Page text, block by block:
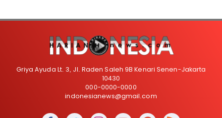
Griya Ayuda Lt. 3, Jl. Raden Saleh 9B Kenari Senen-Jakarta
10430
000-0000-0000
indonesianews@gmail.com